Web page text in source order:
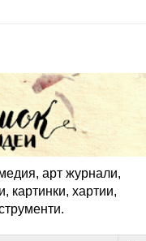
арт журнали,
картинки, хартии,